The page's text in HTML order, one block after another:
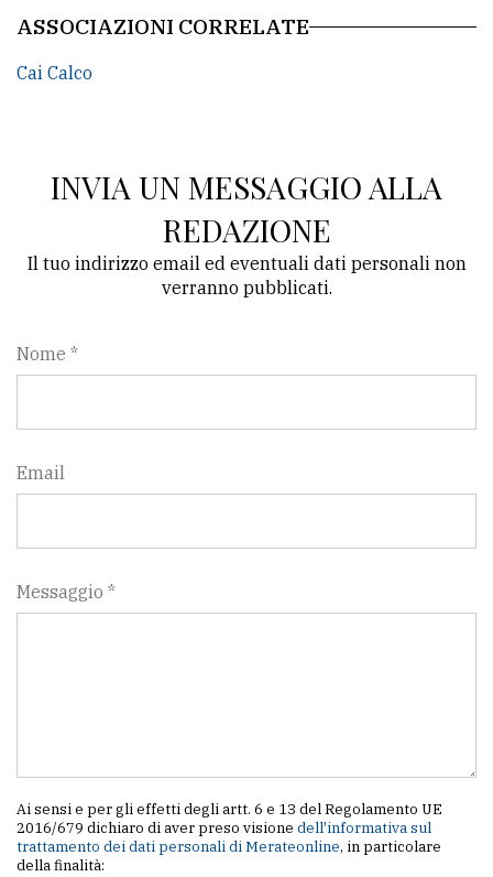
ASSOCIAZIONI CORRELATE
Cai Calco
INVIA UN MESSAGGIO ALLA
REDAZIONE
Il tuo indirizzo email ed eventuali dati personali non
verranno pubblicati.
Nome *
Email
Messaggio *
Ai sensi e per gli effetti degli artt. 6 e 13 del Regolamento UE
2016/679 dichiaro di aver preso visione dell'informativa sul
trattamento dei dati personali di Merateonline, in particolare
della finalità: